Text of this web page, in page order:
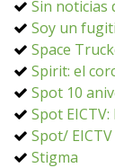
Sin noticias
Soy un
Space
Spirit: el
Spot 10
Spot
Spot/ EICTV
Stigma